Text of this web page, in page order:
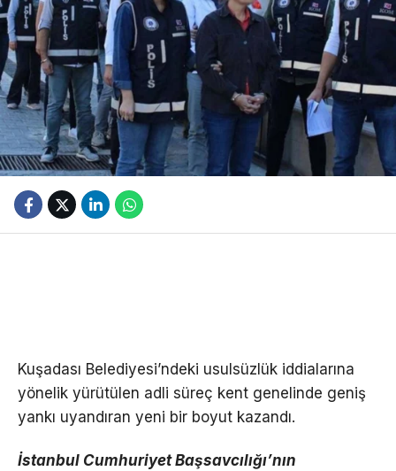
Kuşadası Belediyesi’ndeki usulsüzlük iddialarına
yönelik yürütülen adli süreç kent genelinde geniş
yankı uyandıran yeni bir boyut kazandı.
İstanbul Cumhuriyet Başsavcılığı’nın